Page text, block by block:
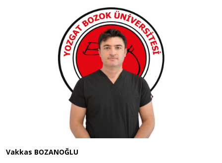
Vakkas BOZANOĞLU